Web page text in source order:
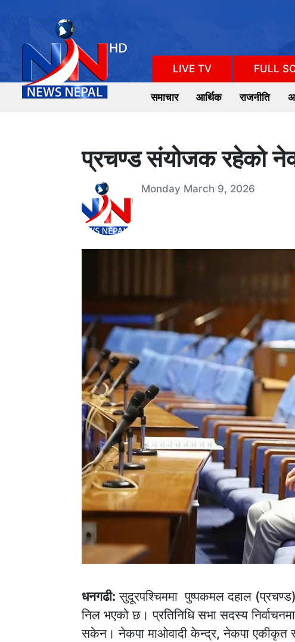
समाचार आर्थिक राजनीति
LIVE TV FULL
प्रचण्ड संयोजक रहेको
Monday March 9, 2026
धनगढी: सुदूरपश्चिममा पुष्पकमल दहाल
निल भएको छ। प्रतिनिधि सभा सदस्य
सकेन। नेकपा माओवादी केन्द्र, नेकपा एकीकृत